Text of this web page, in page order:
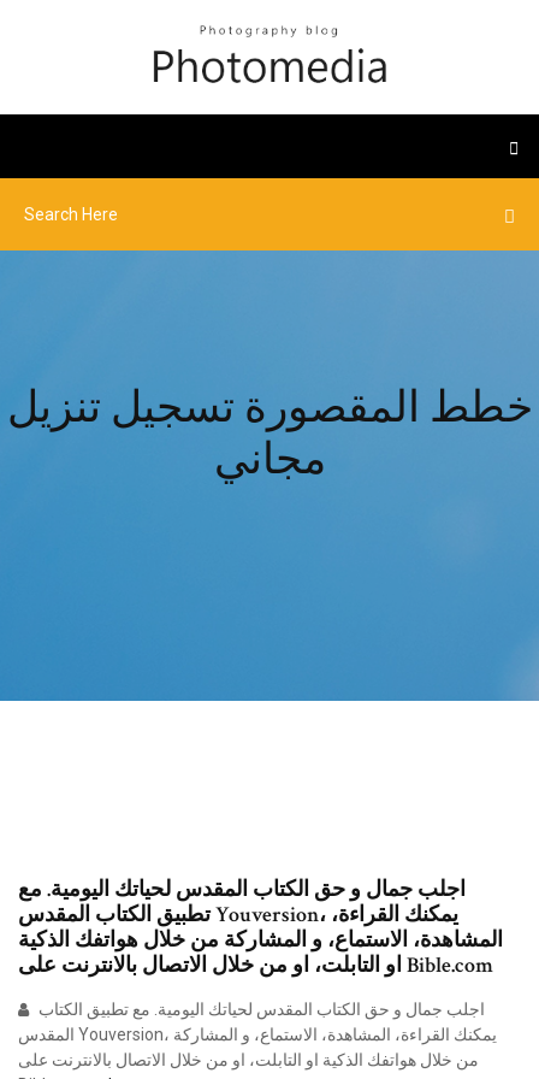
خطط المقصورة تسجيل تنزيل
مجاني
اجلب جمال و حق الكتاب المقدس لحياتك اليومية. مع
تطبيق الكتاب المقدس Youversion، يمكنك القراءة،
المشاهدة، الاستماع، و المشاركة من خلال هواتفك الذكية
او التابلت، او من خلال الاتصال بالانترنت على Bible.com
المقدس Youversion، يمكنك القراءة، المشاهدة، الاستماع، و المشاركة
من خلال هواتفك الذكية او التابلت، او من خلال الاتصال بالانترنت على